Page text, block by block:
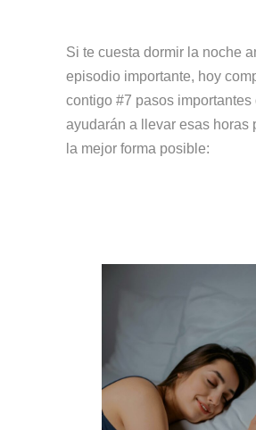
Si te cuesta dormir la noche
episodio importante, hoy
contigo #7 pasos importantes
ayudarán a llevar esas horas
la mejor forma posible: